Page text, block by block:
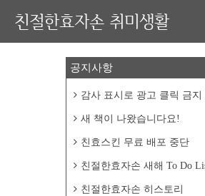
친절한효자손 취미생활
공지사항
감사 표시로 광고 클릭 금지
새 책이 나왔습니다요!
친효스킨 무료 배포 중단
친절한효자손 새해 To Do
친절한효자손 히스토리